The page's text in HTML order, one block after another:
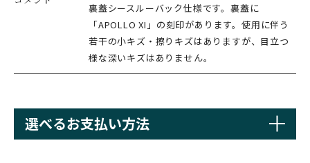
裏蓋シースルーバック仕様です。裏蓋に
「APOLLO XI」の刻印があります。使用に伴う
若干の小キズ・擦りキズはありますが、目立つ
様な深いキズはありません。
選べるお支払い方法